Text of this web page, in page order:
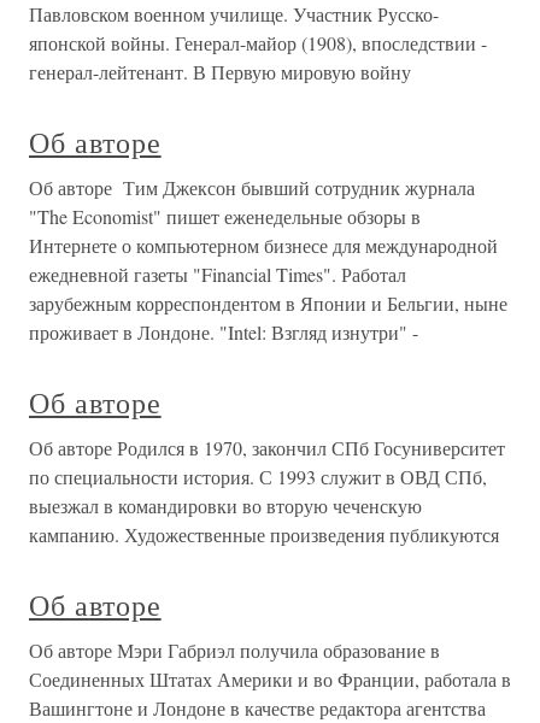
Павловском военном училище. Участник Русско-
японской войны. Генерал-майор (1908), впоследствии -
генерал-лейтенант. В Первую мировую войну
Об авторе
Об авторе Тим Джексон бывший сотрудник журнала
"The Economist" пишет еженедельные обзоры в
Интернете о компьютерном бизнесе для международной
ежедневной газеты "Financial Times". Работал
зарубежным корреспондентом в Японии и Бельгии, ныне
проживает в Лондоне. "Intel: Взгляд изнутри" -
Об авторе
Об авторе Родился в 1970, закончил СПб Госуниверситет
по специальности история. С 1993 служит в ОВД СПб,
выезжал в командировки во вторую чеченскую
кампанию. Художественные произведения публикуются
Об авторе
Об авторе Мэри Габриэл получила образование в
Соединенных Штатах Америки и во Франции, работала в
Вашингтоне и Лондоне в качестве редактора агентства